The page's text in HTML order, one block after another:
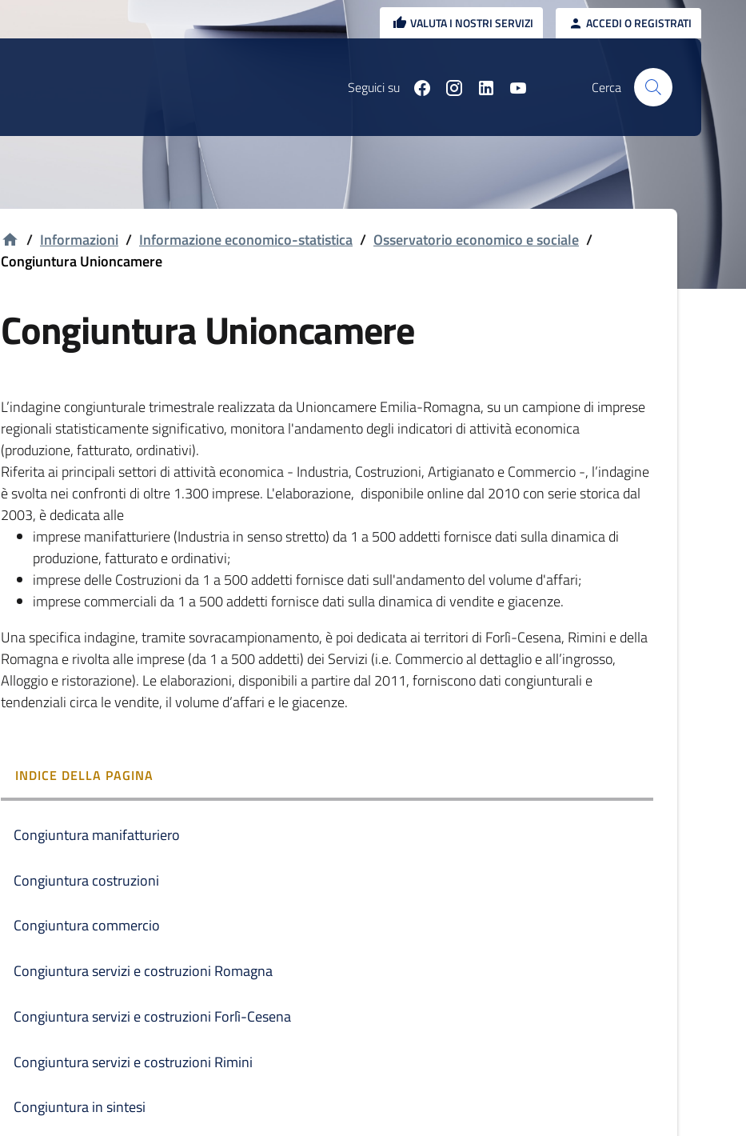
VALUTA I NOSTRI SERVIZI ACCEDI O REGISTRATI
Seguici su Cerca
/ Informazioni / Informazione economico-statistica / Osservatorio economico e sociale /
Congiuntura Unioncamere
Congiuntura Unioncamere
L’indagine congiunturale trimestrale realizzata da Unioncamere Emilia-Romagna, su un campione di imprese
regionali statisticamente significativo, monitora l'andamento degli indicatori di attività economica
(produzione, fatturato, ordinativi).
Riferita ai principali settori di attività economica - Industria, Costruzioni, Artigianato e Commercio -, l’indagine
è svolta nei confronti di oltre 1.300 imprese. L'elaborazione, disponibile online dal 2010 con serie storica dal
2003, è dedicata alle
imprese manifatturiere (Industria in senso stretto) da 1 a 500 addetti fornisce dati sulla dinamica di
produzione, fatturato e ordinativi;
imprese delle Costruzioni da 1 a 500 addetti fornisce dati sull'andamento del volume d'affari;
imprese commerciali da 1 a 500 addetti fornisce dati sulla dinamica di vendite e giacenze.
Una specifica indagine, tramite sovracampionamento, è poi dedicata ai territori di Forlì-Cesena, Rimini e della
Romagna e rivolta alle imprese (da 1 a 500 addetti) dei Servizi (i.e. Commercio al dettaglio e all’ingrosso,
Alloggio e ristorazione). Le elaborazioni, disponibili a partire dal 2011, forniscono dati congiunturali e
tendenziali circa le vendite, il volume d’affari e le giacenze.
INDICE DELLA PAGINA
Congiuntura manifatturiero
Congiuntura costruzioni
Congiuntura commercio
Congiuntura servizi e costruzioni Romagna
Congiuntura servizi e costruzioni Forlì-Cesena
Congiuntura servizi e costruzioni Rimini
Congiuntura in sintesi